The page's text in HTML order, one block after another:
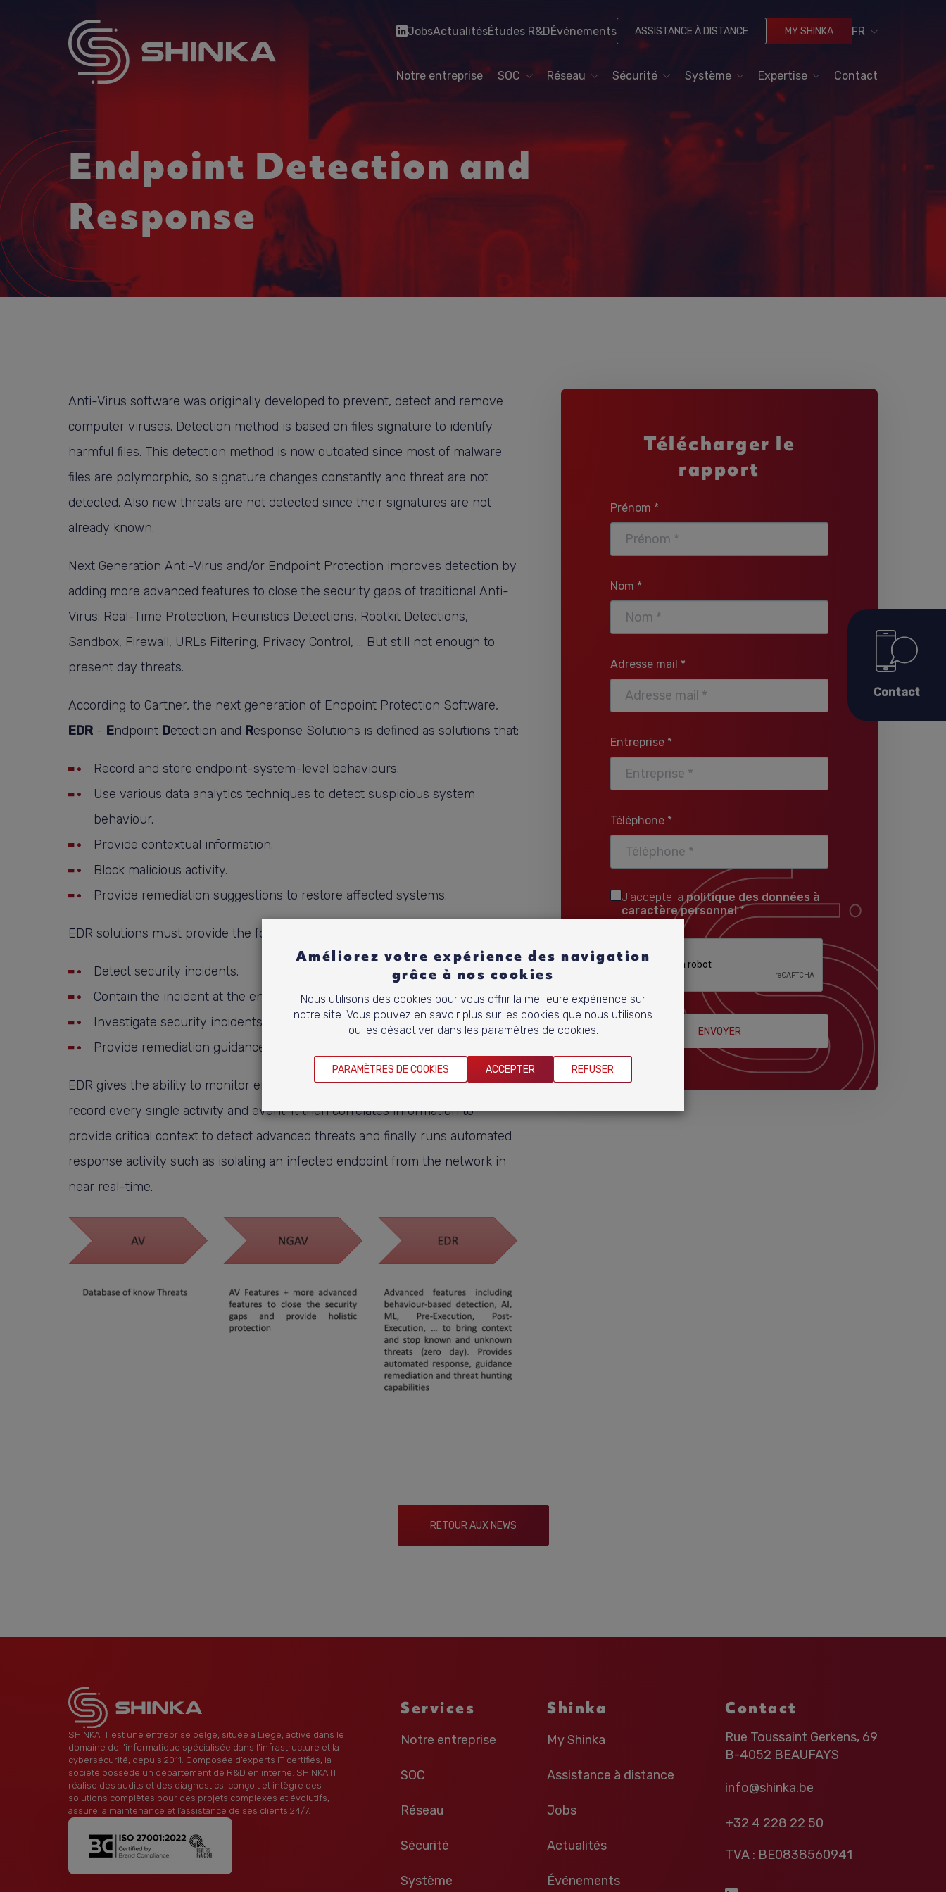
Contact
JobsActualitésÉtudes R&DÉvénements ASSISTANCE À DISTANCE MY SHINKA FR
Notre entreprise SOC Réseau Sécurité Système Expertise Contact
Endpoint Detection and
Response
Anti-Virus software was originally developed to prevent, detect and remove
computer viruses. Detection method is based on files signature to identify
harmful files. This detection method is now outdated since most of malware
files are polymorphic, so signature changes constantly and threat are not
detected. Also new threats are not detected since their signatures are not
already known.
Next Generation Anti-Virus and/or Endpoint Protection improves detection by
adding more advanced features to close the security gaps of traditional Anti-
Virus: Real-Time Protection, Heuristics Detections, Rootkit Detections,
Sandbox, Firewall, URLs Filtering, Privacy Control, … But still not enough to
present day threats.
According to Gartner, the next generation of Endpoint Protection Software,
EDR - Endpoint Detection and Response Solutions is defined as solutions that:
Record and store endpoint-system-level behaviours.
Use various data analytics techniques to detect suspicious system
behaviour.
Provide contextual information.
Block malicious activity.
Provide remediation suggestions to restore affected systems.
EDR solutions must provide the following four primary capabilities:
Detect security incidents.
Contain the incident at the endpoint.
Investigate security incidents.
Provide remediation guidance.
EDR gives the ability to monitor endpoints for suspicious behaviour and
record every single activity and event. It then correlates information to
provide critical context to detect advanced threats and finally runs automated
response activity such as isolating an infected endpoint from the network in
near real-time.
Télécharger le
rapport
Prénom *
Nom *
Adresse mail *
Entreprise *
Téléphone *
J'accepte lapolitique des données à
caractère personnel*
ENVOYER
RETOUR AUX NEWS
SHINKA IT est une entreprise belge, située à Liège, active dans le
domaine de l’informatique spécialisée dans l’infrastructure et la
cybersécurité, depuis 2011. Composée d’experts IT certifiés, la
société possède un département de R&D en interne. SHINKA IT
réalise des audits et des diagnostics, conçoit et intègre des
solutions complètes pour des projets complexes et évolutifs,
assure la maintenance et l’assistance de ses clients 24/7.
Services
Notre entreprise
SOC
Réseau
Sécurité
Système
Shinka
My Shinka
Assistance à distance
Jobs
Actualités
Événements
Contact
Rue Toussaint Gerkens, 69
B-4052 BEAUFAYS
info@shinka.be
+32 4 228 22 50
TVA : BE0838560941
Améliorez votre expérience des navigation
grâce à nos cookies
Nous utilisons des cookies pour vous offrir la meilleure expérience sur
notre site. Vous pouvez en savoir plus sur les cookies que nous utilisons
ou les désactiver dans les paramètres de cookies.
PARAMÈTRES DE COOKIES ACCEPTER REFUSER